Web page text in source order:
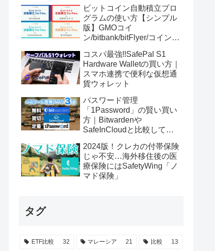
ビットコイン自動積立プロ
グラムの使い方【シンプル
版】GMOコイ
ン/bitbank/bitFlyer/コインチ
コスパ最強!!SafePal S1
Hardware Walletの買い方｜
スマホ連携で便利な仮想通
貨ウォレット
パスワード管理
「1Password」の賢い買い
方｜Bitwardenや
SafeInCloudと比較してみ
2024版！クレカの付帯保険
じゃ不安…海外移住後の医
療保険にはSafetyWing「ノ
マド保険」
タグ
ETF比較 32 マレーシア 21 比較 13